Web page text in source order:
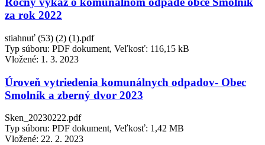
za rok 2022
stiahnuť (53) (2) (1).pdf
Typ súboru: PDF dokument, Veľkosť: 116,15 kB
Vložené: 1. 3. 2023
Úroveň vytriedenia komunálnych odpadov- Obec
Smolník a zberný dvor 2023
Sken_20230222.pdf
Typ súboru: PDF dokument, Veľkosť: 1,42 MB
Vložené: 22. 2. 2023